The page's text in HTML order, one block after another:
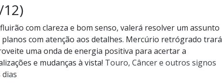
com clareza e bom senso, valerá resolver um assunto
com atenção aos detalhes. Mercúrio retrógrado trará
uma onda de energia positiva para acertar a
e mudanças à vista! Touro, Câncer e outros signos